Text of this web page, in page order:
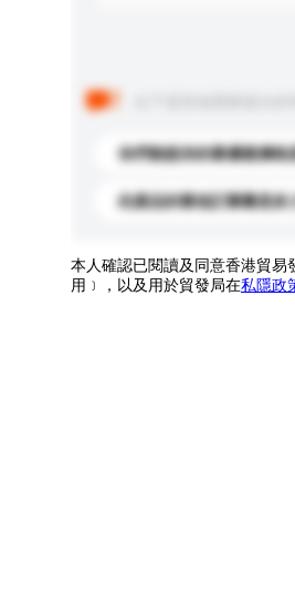
你們能提供的最優惠價格
此產品的最低訂購量是多
本人確認已閱讀及同意香港貿易
用﹞，以及用於貿發局在私隱政